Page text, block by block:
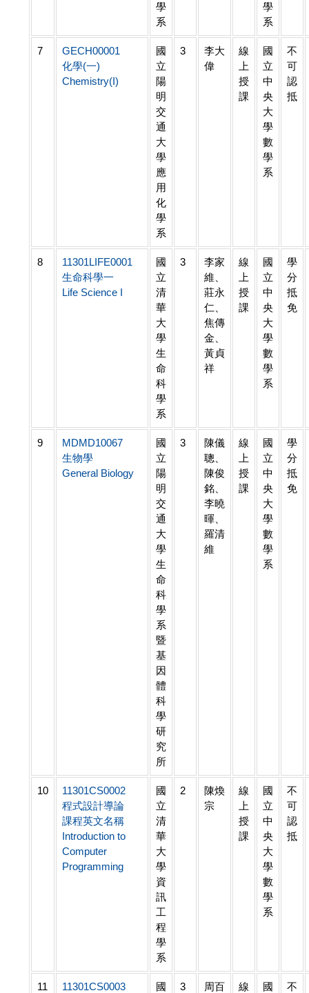
學
系
學
系
7
GECH00001
化學(一)
Chemistry(I)
國
立
陽
明
交
通
大
學
應
用
化
學
系
3
李大
偉
線
上
授
課
國
立
中
央
大
學
數
學
系
不
可
認
抵
8
11301LIFE0001
生命科學一
Life Science I
國
立
清
華
大
學
生
命
科
學
系
3
李家
維、
莊永
仁、
焦傳
金、
黃貞
祥
線
上
授
課
國
立
中
央
大
學
數
學
系
學
分
抵
免
9
MDMD10067
生物學
General Biology
國
立
陽
明
交
通
大
學
生
命
科
學
系
暨
基
因
體
科
學
研
究
所
3
陳儀
聰、
陳俊
銘、
李曉
暉、
羅清
維
線
上
授
課
國
立
中
央
大
學
數
學
系
學
分
抵
免
10
11301CS0002
程式設計導論
課程英文名稱
Introduction to
Computer
Programming
國
立
清
華
大
學
資
訊
工
程
學
系
2
陳煥
宗
線
上
授
課
國
立
中
央
大
學
數
學
系
不
可
認
抵
11
11301CS0003
國
3
周百
線
國
不